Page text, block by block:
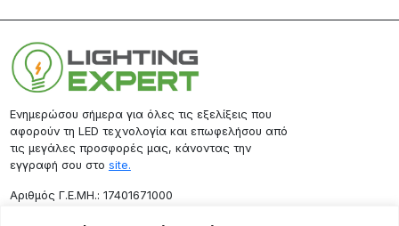
Ενημερώσου σήμερα για όλες τις εξελίξεις που
αφορούν τη LED τεχνολογία και επωφελήσου από
τις μεγάλες προσφορές μας, κάνοντας την
εγγραφή σου στο site.
Aριθμός Γ.Ε.ΜΗ.: 17401671000